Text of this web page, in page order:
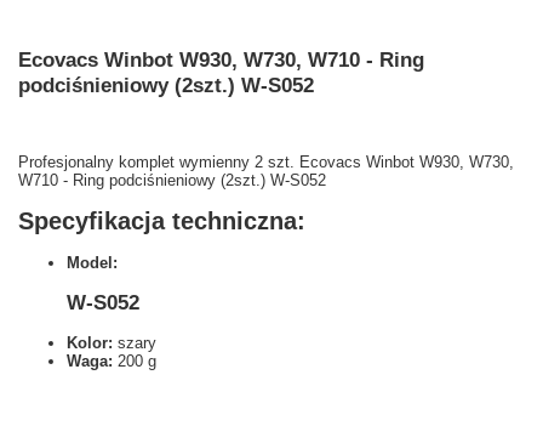
Ecovacs Winbot W930, W730, W710 - Ring
podciśnieniowy (2szt.) W-S052
Profesjonalny komplet wymienny 2 szt. Ecovacs Winbot W930, W730,
W710 - Ring podciśnieniowy (2szt.) W-S052
Specyfikacja techniczna:
Model:
W-S052
Kolor: szary
Waga: 200 g